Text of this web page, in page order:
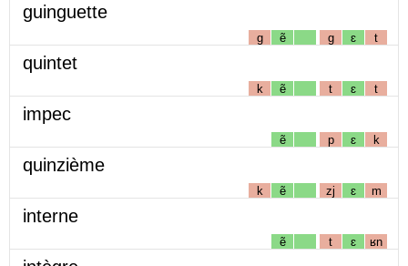
guinguette
g ẽ g ɛ t
quintet
k ẽ t ɛ t
impec
ẽ p ɛ k
quinzième
k ẽ zj ɛ m
interne
ẽ t ɛ ʁn